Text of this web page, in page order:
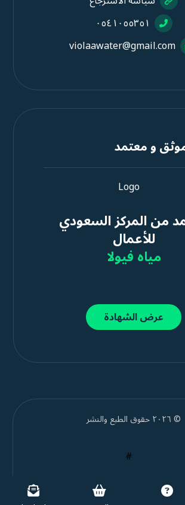
٠٥٤١٠٥٥٣٥١
violaawater@gmail.com
و معتمد
من المركز السعودي
للأعمال
مياه فيولا
عرض الشهادة
© ٢٠٢٦ حقوق الطبع والنشر